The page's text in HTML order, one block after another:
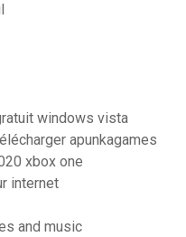
windows vista
apunkagames
xbox one
internet
and music